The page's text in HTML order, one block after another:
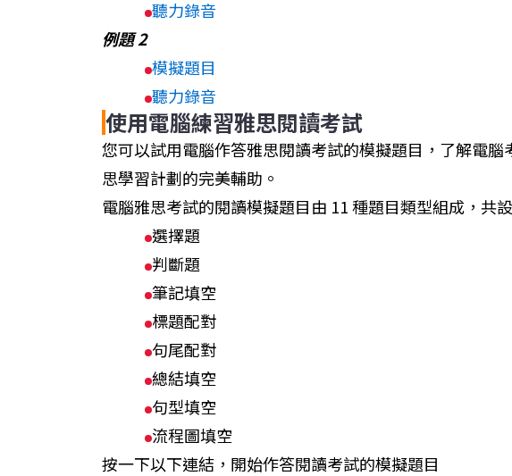
聽力錄音
例題 2
模擬題目
聽力錄音
使用電腦練習雅思閱讀考試
您可以試用電腦作答雅思閱讀考試的模擬題目，了解電
思學習計劃的完美輔助。
電腦雅思考試的閱讀模擬題目由 11 種題目類型組成，共
選擇題
判斷題
筆記填空
標題配對
句尾配對
總結填空
句型填空
流程圖填空
按一下以下連結，開始作答閱讀考試的模擬題目